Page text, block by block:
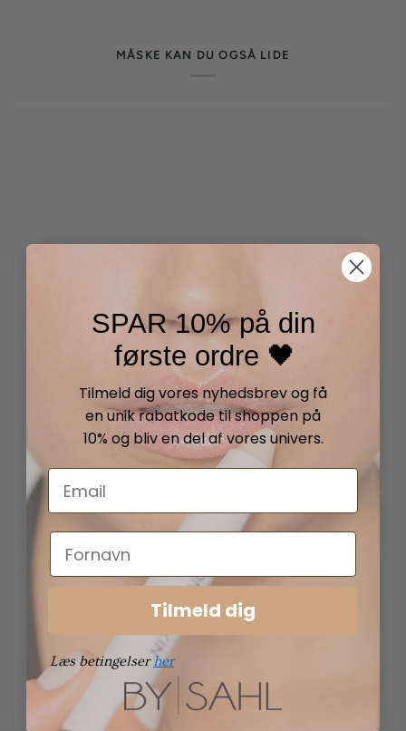
MÅSKE KAN DU OGSÅ LIDE
SPAR 10% på din
første ordre 🖤
Tilmeld dig vores nyhedsbrev og få
en unik rabatkode til shoppen på
10% og bliv en del af vores univers.
Tilmeld dig
Læs betingelserher